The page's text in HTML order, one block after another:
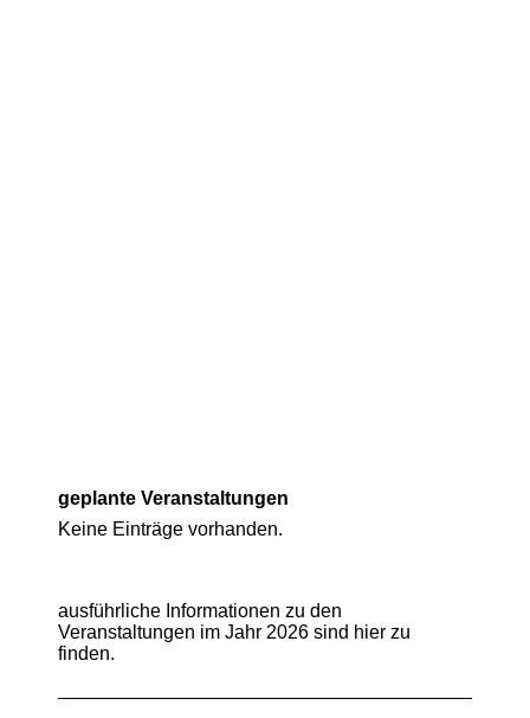
geplante Veranstaltungen
Keine Einträge vorhanden.
ausführliche Informationen zu den
Veranstaltungen im Jahr 2026 sind hier zu
finden.